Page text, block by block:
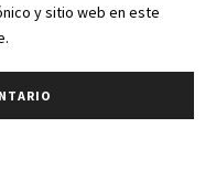
y sitio web en este